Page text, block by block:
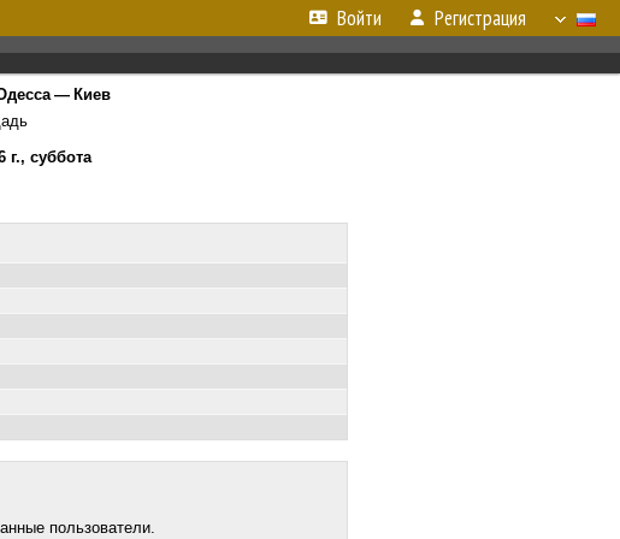
Войти Регистрация
— Киев
г., суббота
пользователи.